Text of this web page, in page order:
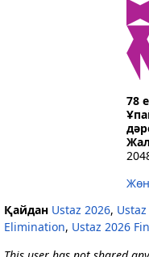
78
Қайдан Ustaz 2026,
Elimination, Ustaz 2026